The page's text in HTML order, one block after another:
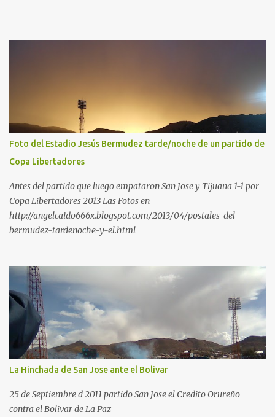
Foto del Estadio Jesús Bermudez tarde/noche de un partido de
Copa Libertadores
Antes del partido que luego empataron San Jose y Tijuana 1-1 por
Copa Libertadores 2013 Las Fotos en
http://angelcaido666x.blogspot.com/2013/04/postales-del-
bermudez-tardenoche-y-el.html
La Hinchada de San Jose ante el Bolivar
25 de Septiembre d 2011 partido San Jose el Credito Orureño
contra el Bolivar de La Paz